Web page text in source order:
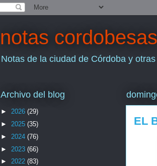
notas cordobesas
Notas de la ciudad de Córdoba y
EL
Archivo del blog
► 2026 (29)
► 2025 (35)
► 2024 (76)
► 2023 (66)
► 2022 (83)